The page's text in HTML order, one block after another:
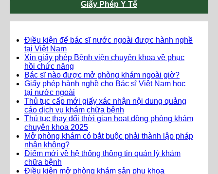
Giấy Phép Y Tế
Điều kiện để bác sĩ nước ngoài được hành nghề
tại Việt Nam
Xin giấy phép Bệnh viện chuyên khoa về phục
hồi chức năng
Bác sĩ nào được mở phòng khám ngoài giờ?
Giấy phép hành nghề cho Bác sĩ Việt Nam học
tại nước ngoài
Thủ tục cấp mới giấy xác nhận nội dung quảng
cáo dịch vụ khám chữa bệnh
Thủ tục thay đổi thời gian hoạt động phòng khám
chuyên khoa 2025
Mở phòng khám có bắt buộc phải thành lập pháp
nhân không?
Điểm mới về hệ thống thông tin quản lý khám
chữa bệnh
Điều kiện mở phòng khám sản phụ khoa